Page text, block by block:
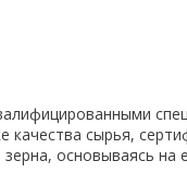
качества сырья,
основываясь на